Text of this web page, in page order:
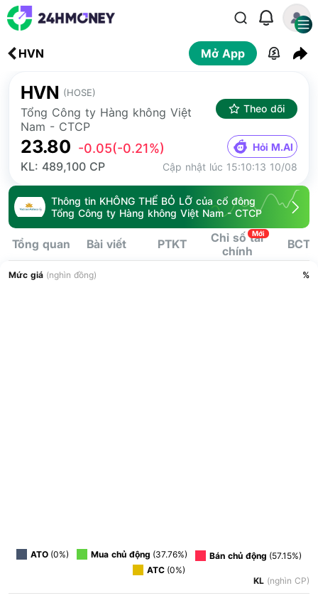
HVN Mở App
HVN (HOSE)
Tổng Công ty Hàng không Việt
Nam - CTCP
Theo dõi
23.80 -0.05(-0.21%) Hỏi M.AI
KL: 489,100 CP Cập nhật lúc 15:10:13 10/08
Thông tin KHÔNG THỂ BỎ LỠ của cổ đông
Tổng Công ty Hàng không Việt Nam - CTCP
Tổng quan Bài viết PTKT
Chỉ số tài
chính
Mới
BCTC
Mức giá (nghìn đồng) %
ATO (0%) Mua chủ động (37.76%) Bán chủ động (57.15%)
ATC (0%)
KL (nghìn CP)